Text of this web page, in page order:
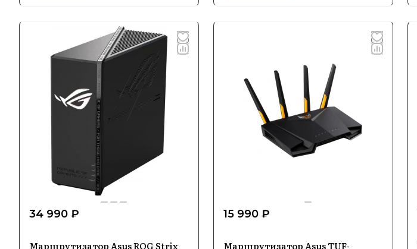
34 990 ₽
Маршрутизатор Asus ROG Strix
15 990 ₽
Маршрутизатор Asus TUF-